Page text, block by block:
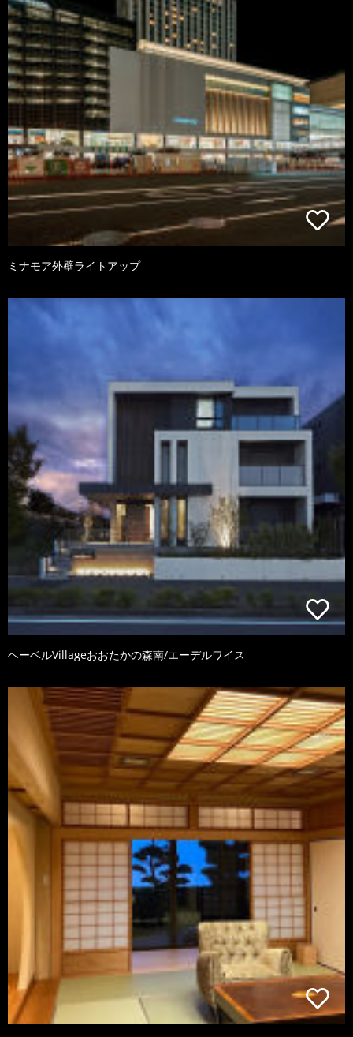
ミナモア外壁ライトアップ
ヘーベルVillageおおたかの森南/エーデルワイス